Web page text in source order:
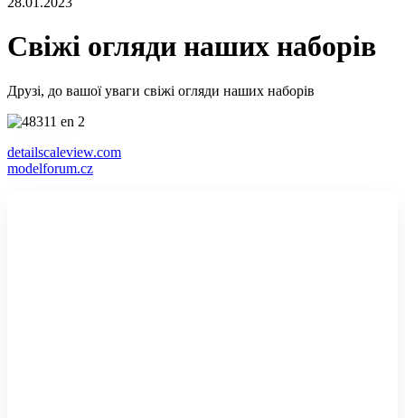
Свіжі огляди наших наборів
Друзі, до вашої уваги свіжі огляди наших наборів
detailscaleview.com
modelforum.cz